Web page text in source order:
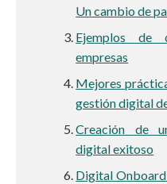
Un cambio de
Ejemplos de
empresas
Mejores
gestión digital
Creación de
digital exitoso
Digital